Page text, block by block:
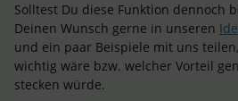
Solltest Du diese Funktion dennoch
Deinen Wunsch gerne in unseren
und ein paar Beispiele mit uns
wichtig wäre bzw. welcher Vorteil
stecken würde.